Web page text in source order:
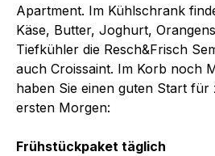
Apartment. Im Kühlschrank
Käse, Butter, Joghurt,
Tiefkühler die Resch&Frisch
auch Croissaint. Im Korb noch
haben Sie einen guten Start für
ersten Morgen:
Frühstückpaket täglich